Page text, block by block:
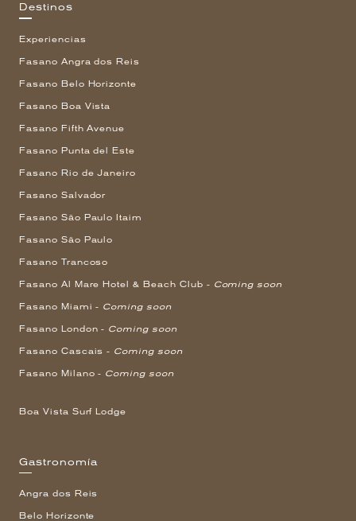
Destinos
Experiencias
Fasano Angra dos Reis
Fasano Belo Horizonte
Fasano Boa Vista
Fasano Fifth Avenue
Fasano Punta del Este
Fasano Rio de Janeiro
Fasano Salvador
Fasano São Paulo Itaim
Fasano São Paulo
Fasano Trancoso
Fasano Al Mare Hotel & Beach Club - Coming soon
Fasano Miami - Coming soon
Fasano London - Coming soon
Fasano Cascais - Coming soon
Fasano Milano - Coming soon
Boa Vista Surf Lodge
Gastronomía
Angra dos Reis
Belo Horizonte